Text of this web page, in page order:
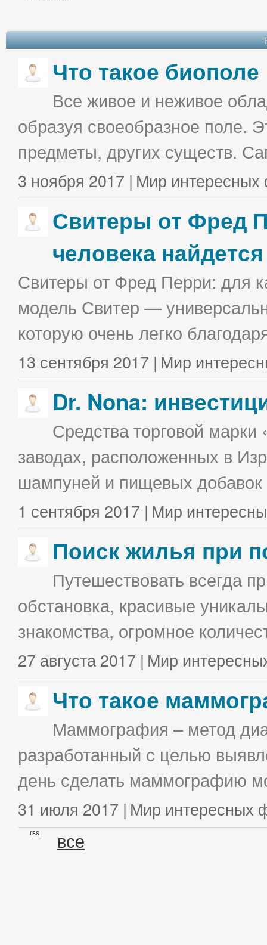
Что такое биополе
Все живое и неживое
образуя своеобразное поле.
предметы, других существ.
3 ноября 2017 | Мир интересных
Свитеры от Фред
человека
Свитеры от Фред Перри: для
модель Свитер —
которую очень легко
13 сентября 2017 | Мир
Dr. Nona:
Средства торговой
заводах, расположенных в
шампуней и пищевых
1 сентября 2017 | Мир
Поиск жилья при
Путешествовать всегда
обстановка, красивые
знакомства, огромное
27 августа 2017 | Мир
Что такое
Маммография – метод
разработанный с целью
день сделать маммографию
31 июля 2017 | Мир интересных
rss все